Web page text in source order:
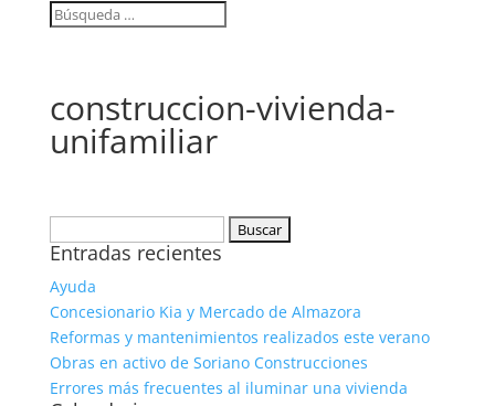
construccion-vivienda-
unifamiliar
Entradas recientes
Ayuda
Concesionario Kia y Mercado de Almazora
Reformas y mantenimientos realizados este verano
Obras en activo de Soriano Construcciones
Errores más frecuentes al iluminar una vivienda